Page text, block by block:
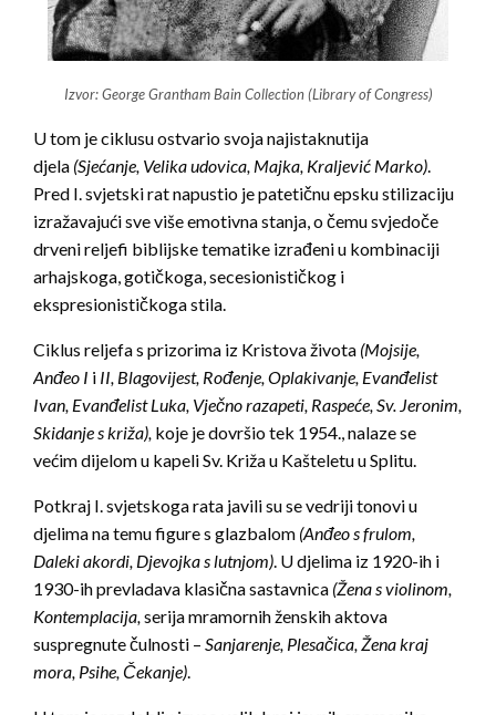
Izvor: George Grantham Bain Collection (Library of Congress)
U tom je ciklusu ostvario svoja najistaknutija
djela (Sjećanje, Velika udovica, Majka, Kraljević Marko).
Pred I. svjetski rat napustio je patetičnu epsku stilizaciju
izražavajući sve više emotivna stanja, o čemu svjedoče
drveni reljefi biblijske tematike izrađeni u kombinaciji
arhajskoga, gotičkoga, secesionističkog i
ekspresionističkoga stila.
Ciklus reljefa s prizorima iz Kristova života (Mojsije,
Anđeo I i II, Blagovijest, Rođenje, Oplakivanje, Evanđelist
Ivan, Evanđelist Luka, Vječno razapeti, Raspeće, Sv. Jeronim,
Skidanje s križa), koje je dovršio tek 1954., nalaze se
većim dijelom u kapeli Sv. Križa u Kašteletu u Splitu.
Potkraj I. svjetskoga rata javili su se vedriji tonovi u
djelima na temu figure s glazbalom (Anđeo s frulom,
Daleki akordi, Djevojka s lutnjom). U djelima iz 1920-ih i
1930-ih prevladava klasična sastavnica (Žena s violinom,
Kontemplacija,serija mramornih ženskih aktova
suspregnute čulnosti – Sanjarenje, Plesačica, Žena kraj
mora, Psihe, Čekanje).